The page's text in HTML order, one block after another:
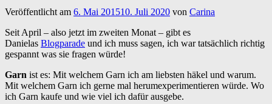
Veröffentlicht am 6. Mai 201510. Juli 2020 von Carina
Seit April – also jetzt im zweiten Monat – gibt es
Danielas Blogparade und ich muss sagen, ich war tatsächlich richtig
gespannt was sie fragen würde!
Garn ist es: Mit welchem Garn ich am liebsten häkel und warum.
Mit welchem Garn ich gerne mal herumexperimentieren würde. Wo
ich Garn kaufe und wie viel ich dafür ausgebe.